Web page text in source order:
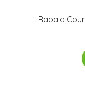
Rapala